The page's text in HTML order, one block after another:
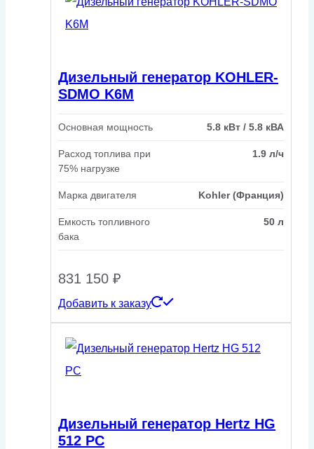
Дизельный генератор KOHLER-
SDMO K6M
Основная мощность 5.8 кВт / 5.8 кВА
Расход топлива при
75% нагрузке
1.9 л/ч
Марка двигателя Kohler (Франция)
Емкость топливного
бака
50 л
831 150 ₽
Добавить к заказу
Дизельный генератор Hertz HG
512 PC